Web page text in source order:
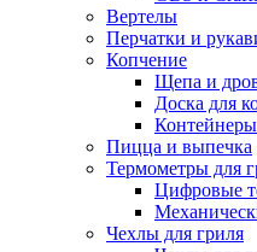
Вертелы
Перчатки и
Копчение
Щепа и
Доска для
Пицца и выпечка
Термометры для
Цифровые
Чехлы для гриля